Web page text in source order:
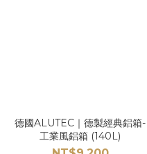
德國ALUTEC｜德製經典鋁箱-
工業風鋁箱 (140L)